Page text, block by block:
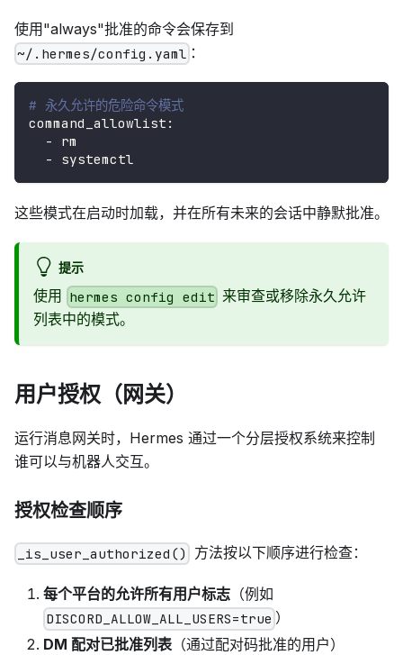
使用"always"批准的命令会保存到
~/.hermes/config.yaml ：
# 永久允许的危险命令模式
command_allowlist :
-
rm
-
systemctl
这些模式在启动时加载，并在所有未来的会话中静默批准。
提示
使用 hermes config edit 来审查或移除永久允许
列表中的模式。
用户授权（网关）
运行消息网关时，Hermes 通过一个分层授权系统来控制
谁可以与机器人交互。
授权检查顺序
_is_user_authorized() 方法按以下顺序进行检查：
每个平台的允许所有用户标志 （例如
DISCORD_ALLOW_ALL_USERS=true ）
DM 配对已批准列表（通过配对码批准的用户）